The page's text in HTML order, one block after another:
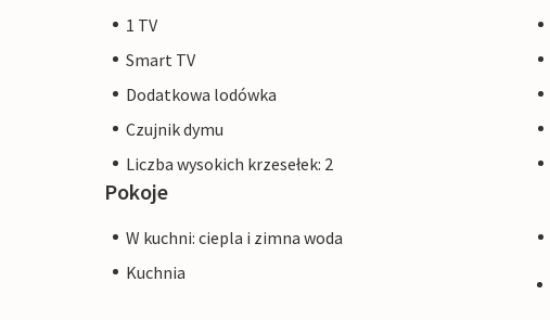
1 TV
Smart TV
Dodatkowa lodówka
Czujnik dymu
Liczba wysokich krzesełek: 2
Pokoje
W kuchni: ciepla i zimna woda
Kuchnia